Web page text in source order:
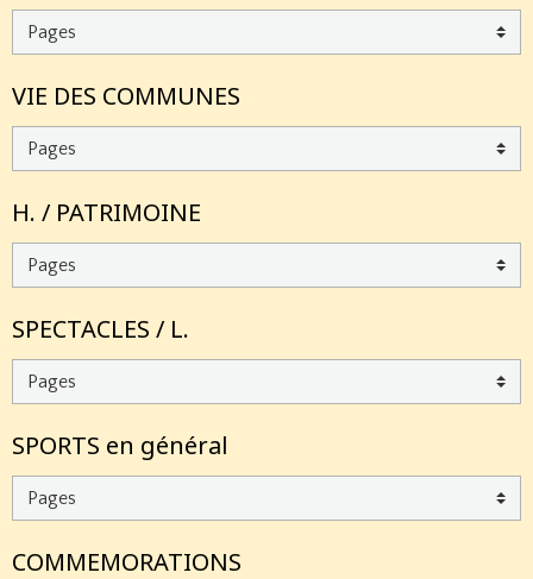
VIE DES COMMUNES
H. / PATRIMOINE
SPECTACLES / L.
SPORTS en général
COMMEMORATIONS